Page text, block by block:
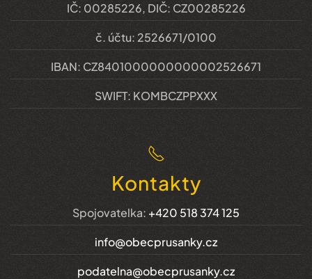
IČ: 00285226, DIČ: CZ00285226
č. účtu: 2526671/0100
IBAN: CZ8401000000000002526671
SWIFT: KOMBCZPPXXX
Kontakty
Spojovatelka: +420 518 374 125
info@obecprusanky.cz
podatelna@obecprusanky.cz